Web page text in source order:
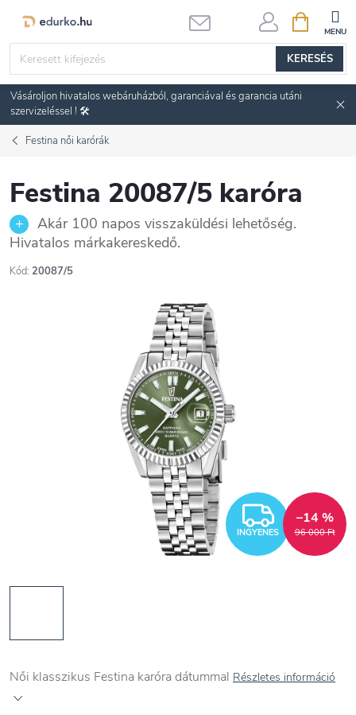
KERESÉS
KOSÁR
Vásároljon hivatalos webáruházból, garanciával és garancia utáni
szervizeléssel ! 🛠️
Festina női karórák
Festina 20087/5 karóra
Akár 100 napos visszaküldési lehetőség.
Hivatalos márkakereskedő.
Kód: 20087/5
INGYENES 96 000 Ft
–14 %
Női klasszikus Festina karóra dátummal Részletes információ